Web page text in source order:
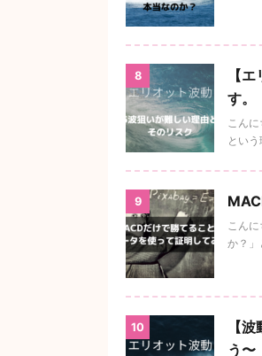
8
【
す。
こん
とい
9
こん
か？」
10
【
う〜